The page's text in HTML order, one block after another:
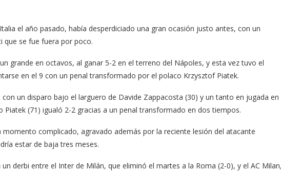
el año pasado, había desperdiciado una gran ocasión justo antes, con un
que se fue fuera por poco.
grande en octavos, al ganar 5-2 en el terreno del Nápoles, y esta vez tuvo el
en el 9 con un penal transformado por el polaco Krzysztof Piatek.
un disparo bajo el larguero de Davide Zappacosta (30) y un tanto en jugada en
Piatek (71) igualó 2-2 gracias a un penal transformado en dos tiempos.
momento complicado, agravado además por la reciente lesión del atacante
estar de baja tres meses.
un derbi entre el Inter de Milán, que eliminó el martes a la Roma (2-0), y el AC Milan,